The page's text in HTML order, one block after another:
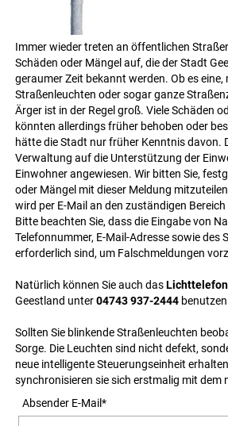
Immer wieder treten an öffentlichen
Schäden oder Mängel auf, die der Stadt
geraumer Zeit bekannt werden. Ob es eine,
Straßenleuchten oder sogar ganze
Ärger ist in der Regel groß. Viele Schäden
könnten allerdings früher behoben oder
hätte die Stadt nur früher Kenntnis davon.
Verwaltung auf die Unterstützung der
Einwohner angewiesen. Wir bitten Sie,
oder Mängel mit dieser Meldung
wird per E-Mail an den zuständigen
Bitte beachten Sie, dass die Eingabe von
Telefonnummer, E-Mail-Adresse sowie des
erforderlich sind, um Falschmeldungen
Natürlich können Sie auch dasLichttelefon
Geestland unter04743 937-2444
Sollten Sie blinkende Straßenleuchten
Sorge. Die Leuchten sind nicht defekt,
neue intelligente Steuerungseinheit
synchronisieren sie sich erstmalig mit dem
Absender E-Mail*